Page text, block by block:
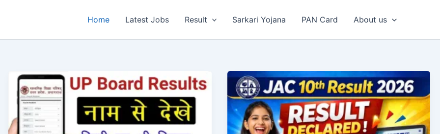
Home Latest Jobs Result Sarkari Yojana PAN Card About us